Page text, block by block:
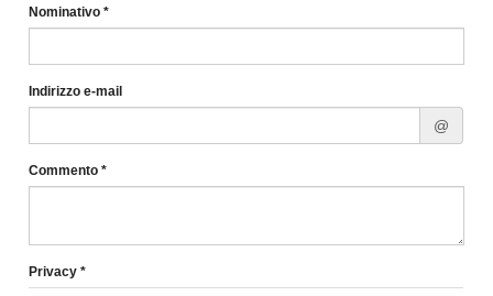
Nominativo *
Indirizzo e-mail
@
Commento *
Privacy *